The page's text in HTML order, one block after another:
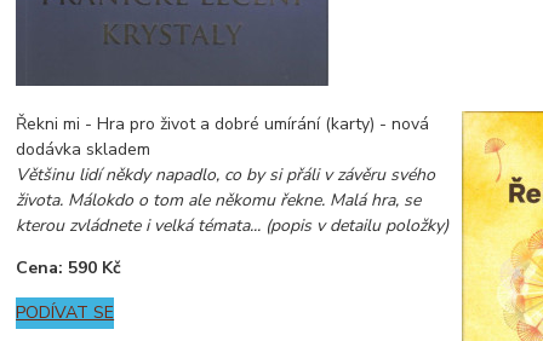
Řekni mi - Hra pro život a dobré umírání (karty) - nová
dodávka skladem
Většinu lidí někdy napadlo, co by si přáli v závěru svého
života. Málokdo o tom ale někomu řekne. Malá hra, se
kterou zvládnete i velká témata... (popis v detailu položky)
Cena: 590 Kč
PODÍVAT SE